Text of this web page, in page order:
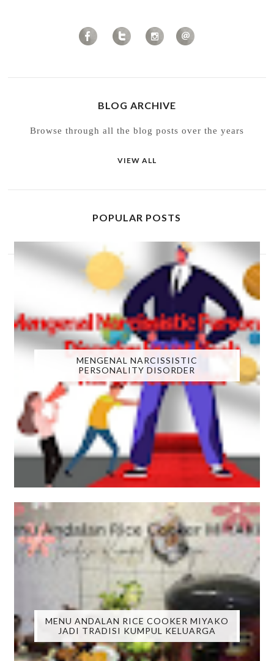
BLOG ARCHIVE
Browse through all the blog posts over the years
VIEW ALL
POPULAR POSTS
MENGENAL NARCISSISTIC
PERSONALITY DISORDER
MENU ANDALAN RICE COOKER MIYAKO
JADI TRADISI KUMPUL KELUARGA